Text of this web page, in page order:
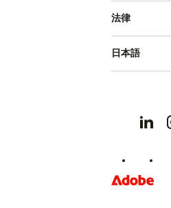
法律
日本語